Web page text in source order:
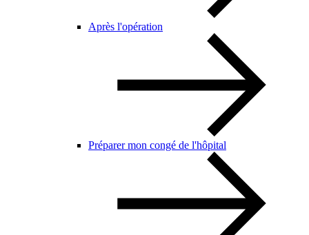
Après l'opération
Préparer mon congé de l'hôpital